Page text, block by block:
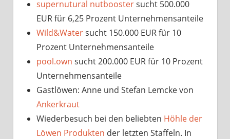
supernutural nutboostersucht 500.000
EUR für 6,25 Prozent Unternehmensanteile
Wild&Watersucht 150.000 EUR für 10
Prozent Unternehmensanteile
pool.own sucht 200.000 EUR für 10 Prozent
Unternehmensanteile
Gastlöwen: Anne und Stefan Lemcke von
Ankerkraut
Wiederbesuch bei den beliebten Höhle der
Löwen Produkten der letzten Staffeln. In